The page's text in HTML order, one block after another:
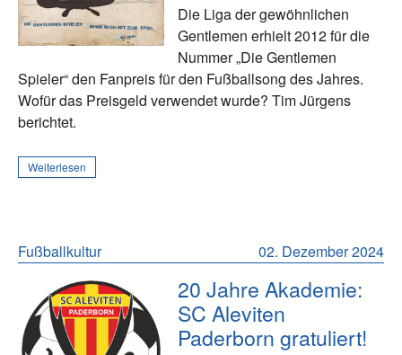
Die Liga der gewöhnlichen
Gentlemen erhielt 2012 für die
Nummer „Die Gentlemen
Spieler“ den Fanpreis für den Fußballsong des Jahres.
Wofür das Preisgeld verwendet wurde? Tim Jürgens
berichtet.
Weiterlesen
02. Dezember 2024
Fußballkultur
20 Jahre Akademie:
SC Aleviten
Paderborn gratuliert!